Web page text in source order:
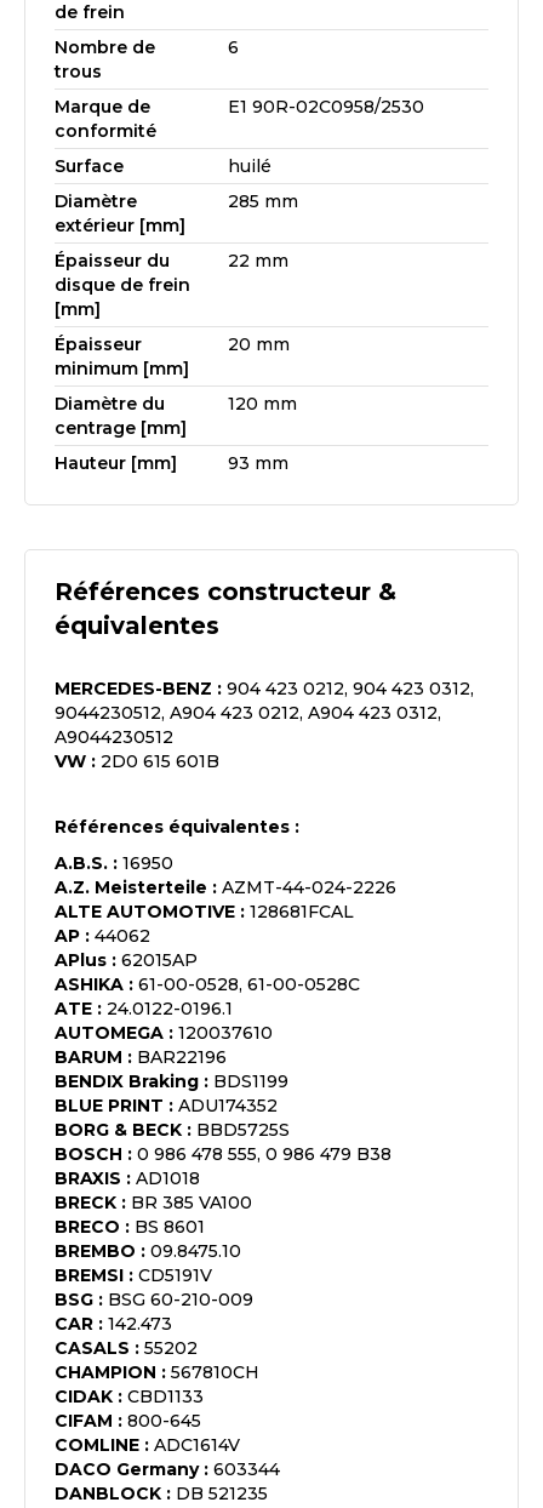
de frein
Nombre de
trous
6
Marque de
conformité
E1 90R-02C0958/2530
Surface
huilé
Diamètre
extérieur [mm]
285 mm
Épaisseur du
disque de frein
[mm]
22 mm
Épaisseur
minimum [mm]
20 mm
Diamètre du
centrage [mm]
120 mm
Hauteur [mm] 93 mm
Références constructeur &
équivalentes
MERCEDES-BENZ : 904 423 0212, 904 423 0312,
9044230512, A904 423 0212, A904 423 0312,
A9044230512
VW : 2D0 615 601B
Références équivalentes :
A.B.S. : 16950
A.Z. Meisterteile : AZMT-44-024-2226
ALTE AUTOMOTIVE : 128681FCAL
AP : 44062
APlus : 62015AP
ASHIKA : 61-00-0528, 61-00-0528C
ATE : 24.0122-0196.1
AUTOMEGA : 120037610
BARUM : BAR22196
BENDIX Braking : BDS1199
BLUE PRINT : ADU174352
BORG & BECK : BBD5725S
BOSCH : 0 986 478 555, 0 986 479 B38
BRAXIS : AD1018
BRECK : BR 385 VA100
BRECO : BS 8601
BREMBO : 09.8475.10
BREMSI : CD5191V
BSG : BSG 60-210-009
CAR : 142.473
CASALS : 55202
CHAMPION : 567810CH
CIDAK : CBD1133
CIFAM : 800-645
COMLINE : ADC1614V
DACO Germany: 603344
DANBLOCK : DB 521235